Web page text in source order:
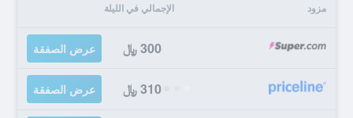
مزود الإجمالي في الليلة
300 ﷼ عرض الصفقة
310 ﷼ عرض الصفقة